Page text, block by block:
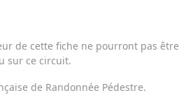
de cette fiche ne pourront pas être
sur ce circuit.
de Randonnée Pédestre.